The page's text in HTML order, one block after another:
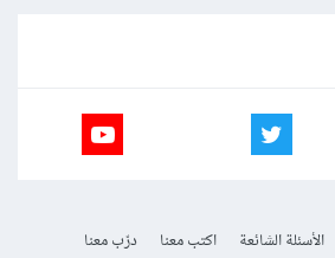
الأسئلة الشائعة اكتب معنا
درّب معنا